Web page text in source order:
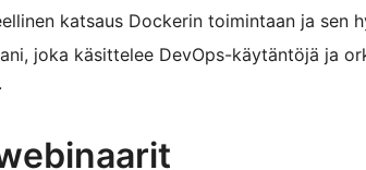
katsaus Dockerin toimintaan ja sen
joka käsittelee DevOps-käytäntöjä ja